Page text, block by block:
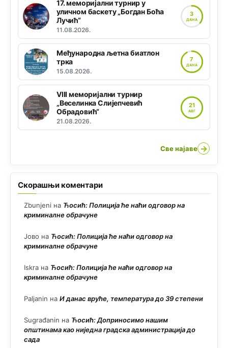
17. меморијални турнир у
уличном баскету „Богдан Боћа
Лучић“
11.08.2026.
3
ДАНА
Међународна љетна биатлон
трка
15.08.2026.
7
ДАНА
VIII меморијални турнир
„Веселинка Слијепчевић
Обрадовић“
21.08.2026.
21
АВГ
Све најаве →
Скорашњи коментари
Zbunjeni на Ћосић: Полиција ће наћи одговор на
криминалне обрачуне
Јово на Ћосић: Полиција ће наћи одговор на
криминалне обрачуне
Iskra на Ћосић: Полиција ће наћи одговор на
криминалне обрачуне
Paljanin на И данас вруће, температура до 39 степени
Sugrađanin на Ћосић: Доприносимо нашим
општинама као ниједна градска администрација до
сада